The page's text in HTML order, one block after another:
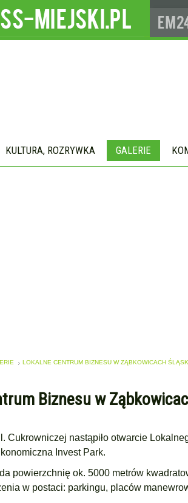
KULTURA, ROZRYWKA GALERIE
LOKALNE CENTRUM BIZNESU W ZĄBKOWICACH
Biznesu w
Cukrowniczej nastąpiło otwarcie
Invest Park.
powierzchnię ok. 5000 metrów
w postaci: parkingu, placów